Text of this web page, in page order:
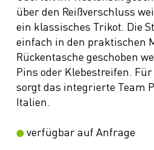
über den Reißverschluss
ein klassisches Trikot. Die
einfach in den praktischen
Rückentasche geschoben
Pins oder Klebestreifen.
sorgt das integrierte Team
Italien.
verfügbar auf Anfrage